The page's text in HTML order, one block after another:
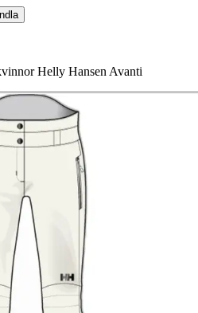
Helly Hansen Avanti